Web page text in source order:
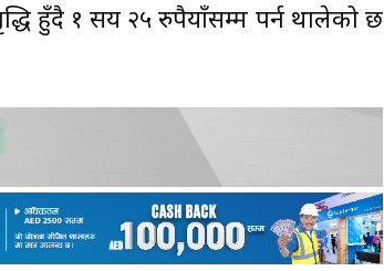
हुँदै १ सय २५ रुपैयाँसम्म पर्न थालेको छ